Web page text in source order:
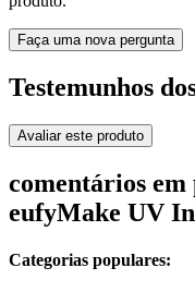
Faça uma nova pergunta
Testemunhos
Avaliar este produto
comentários
eufyMake UV
Categorias populares: